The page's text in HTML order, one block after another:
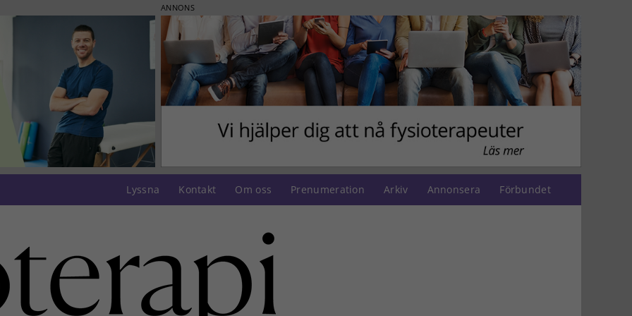
ANNONS
Lyssna Kontakt Om oss Prenumeration Arkiv Annonsera Förbundet